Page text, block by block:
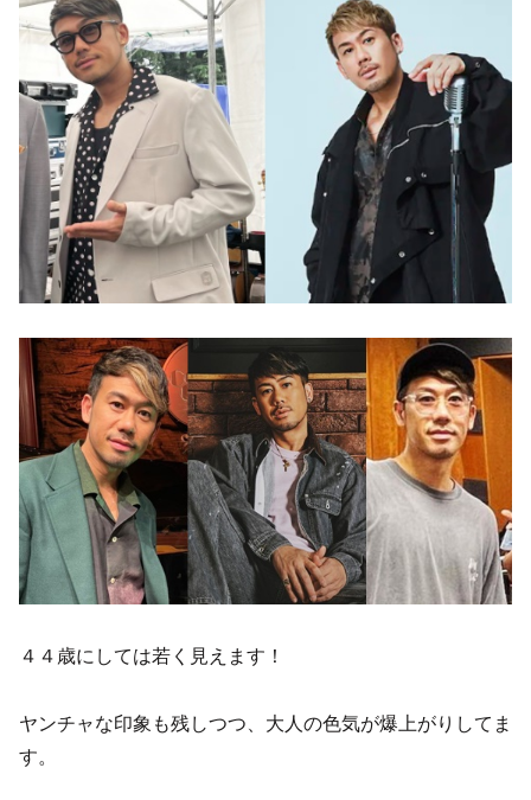
４４歳にしては若く見えます！
ヤンチャな印象も残しつつ、大人の色気が爆上がりしてま
す。